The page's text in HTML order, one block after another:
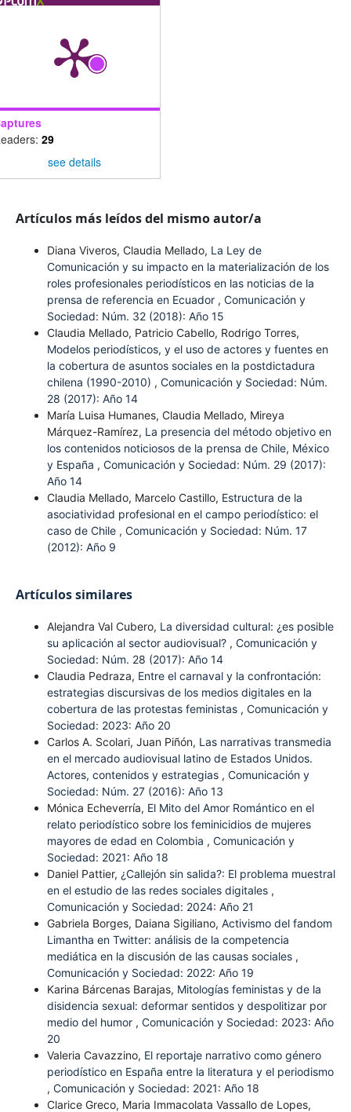
29
see details
Artículos más leídos del mismo autor/a
Diana Viveros, Claudia Mellado, La Ley de
Comunicación y su impacto en la materialización de los
roles profesionales periodísticos en las noticias de la
prensa de referencia en Ecuador , Comunicación y
Sociedad: Núm. 32 (2018): Año 15
Claudia Mellado, Patricio Cabello, Rodrigo Torres,
Modelos periodísticos, y el uso de actores y fuentes en
la cobertura de asuntos sociales en la postdictadura
chilena (1990-2010) , Comunicación y Sociedad: Núm.
28 (2017): Año 14
María Luisa Humanes, Claudia Mellado, Mireya
Márquez-Ramírez, La presencia del método objetivo en
los contenidos noticiosos de la prensa de Chile, México
y España , Comunicación y Sociedad: Núm. 29 (2017):
Año 14
Claudia Mellado, Marcelo Castillo, Estructura de la
asociatividad profesional en el campo periodístico: el
caso de Chile , Comunicación y Sociedad: Núm. 17
(2012): Año 9
Artículos similares
Alejandra Val Cubero, La diversidad cultural: ¿es posible
su aplicación al sector audiovisual? , Comunicación y
Sociedad: Núm. 28 (2017): Año 14
Claudia Pedraza, Entre el carnaval y la confrontación:
estrategias discursivas de los medios digitales en la
cobertura de las protestas feministas , Comunicación y
Sociedad: 2023: Año 20
Carlos A. Scolari, Juan Piñón, Las narrativas transmedia
en el mercado audiovisual latino de Estados Unidos.
Actores, contenidos y estrategias , Comunicación y
Sociedad: Núm. 27 (2016): Año 13
Mónica Echeverría, El Mito del Amor Romántico en el
relato periodístico sobre los feminicidios de mujeres
mayores de edad en Colombia , Comunicación y
Sociedad: 2021: Año 18
Daniel Pattier, ¿Callejón sin salida?: El problema muestral
en el estudio de las redes sociales digitales ,
Comunicación y Sociedad: 2024: Año 21
Gabriela Borges, Daiana Sigiliano, Activismo del fandom
Limantha en Twitter: análisis de la competencia
mediática en la discusión de las causas sociales ,
Comunicación y Sociedad: 2022: Año 19
Karina Bárcenas Barajas, Mitologías feministas y de la
disidencia sexual: deformar sentidos y despolitizar por
medio del humor , Comunicación y Sociedad: 2023: Año
20
Valeria Cavazzino, El reportaje narrativo como género
periodístico en España entre la literatura y el periodismo
, Comunicación y Sociedad: 2021: Año 18
Clarice Greco, Maria Immacolata Vassallo de Lopes,